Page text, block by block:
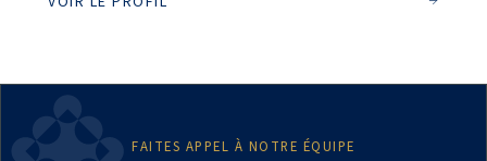
FAITES APPEL À NOTRE ÉQUIPE